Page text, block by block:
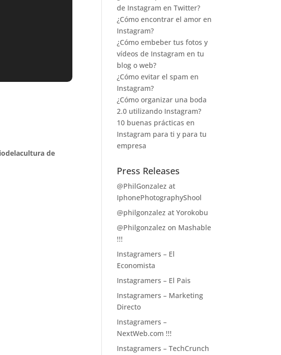
de
de Instagram en Twitter?
¿Cómo encontrar el amor en
Instagram?
¿Cómo embeber tus fotos y
vídeos de Instagram en tu
blog o web?
¿Cómo evitar el spam en
Instagram?
¿Cómo organizar una boda
2.0 utilizando Instagram?
10 buenas prácticas en
Instagram para ti y para tu
empresa
Press Releases
@PhilGonzalez at
IphonePhotographyShool
@philgonzalez at Yorokobu
@Philgonzalez on Mashable
!!!
Instagramers – El
Economista
Instagramers – El Pais
Instagramers – Marketing
Directo
Instagramers –
NextWeb.com !!!
Instagramers – TechCrunch